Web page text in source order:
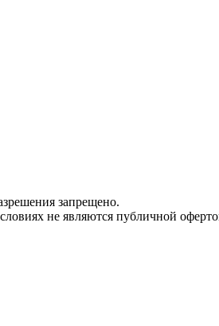
запрещено.
не являются публичной